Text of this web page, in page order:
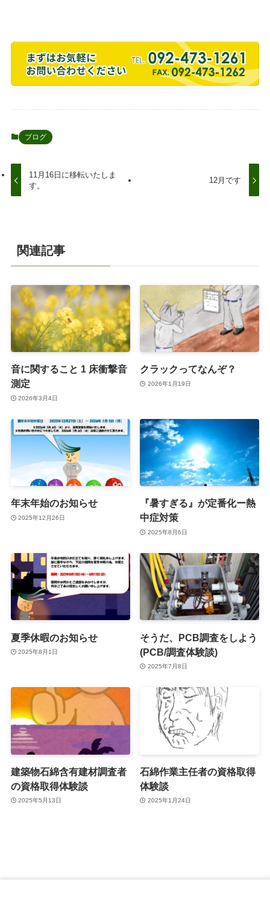
ブログ
11月16日に移転いたしま
す。
12月です
関連記事
音に関すること 1 床衝撃音
測定
2026年3月4日
クラックってなんぞ？
2026年1月19日
年末年始のお知らせ
2025年12月26日
『暑すぎる』が定番化ー熱
中症対策
2025年8月6日
夏季休暇のお知らせ
2025年8月1日
そうだ、PCB調査をしよう
(PCB/調査体験談)
2025年7月8日
建築物石綿含有建材調査者
の資格取得体験談
2025年5月13日
石綿作業主任者の資格取得
体験談
2025年1月24日